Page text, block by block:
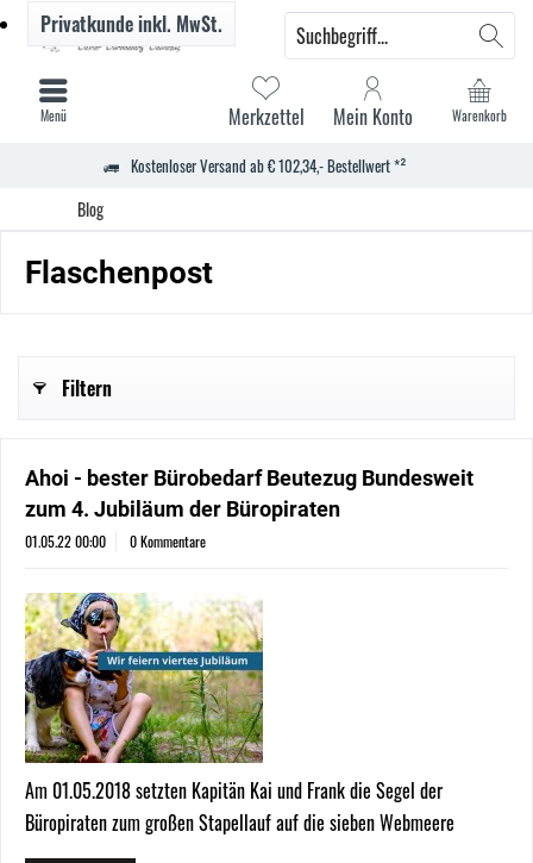
Kostenloser Versand ab € 102,34,- Bestellwert *²
Warenkorb
Merkzettel Mein Konto
Privatkundeinkl. MwSt.
Menü
Blog
Flaschenpost
Filtern
Ahoi - bester Bürobedarf Beutezug Bundesweit
zum 4. Jubiläum der Büropiraten
01.05.22 00:00 0 Kommentare
Am 01.05.2018 setzten Kapitän Kai und Frank die Segel der
Büropiraten zum großen Stapellauf auf die sieben Webmeere